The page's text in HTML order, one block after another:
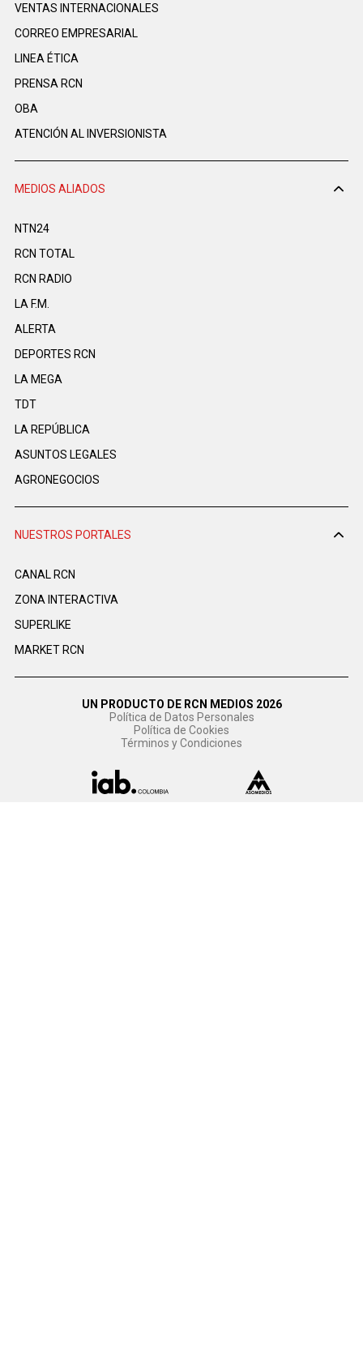
VENTAS INTERNACIONALES
CORREO EMPRESARIAL
LINEA ÉTICA
PRENSA RCN
OBA
ATENCIÓN AL INVERSIONISTA
MEDIOS ALIADOS
NTN24
RCN TOTAL
RCN RADIO
LA F.M.
ALERTA
DEPORTES RCN
LA MEGA
TDT
LA REPÚBLICA
ASUNTOS LEGALES
AGRONEGOCIOS
NUESTROS PORTALES
CANAL RCN
ZONA INTERACTIVA
SUPERLIKE
MARKET RCN
UN PRODUCTO DE RCN MEDIOS 2026
Política de Datos Personales
Política de Cookies
Términos y Condiciones